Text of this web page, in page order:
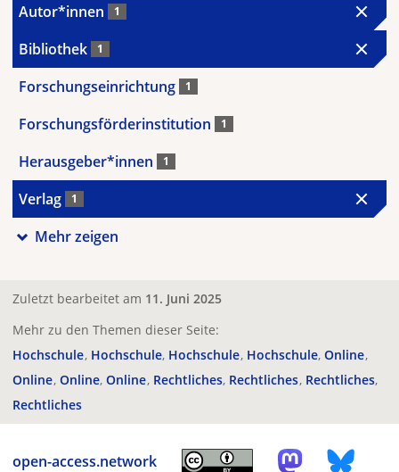
Autor*innen 1
Bibliothek 1
Forschungseinrichtung 1
Forschungsförderinstitution 1
Herausgeber*innen 1
Verlag 1
Mehr zeigen
Zuletzt bearbeitet am 11. Juni 2025
Mehr zu den Themen dieser Seite:
Hochschule Hochschule Hochschule Hochschule Online
Online Online Online Rechtliches Rechtliches Rechtliches
Rechtliches
open-access.network